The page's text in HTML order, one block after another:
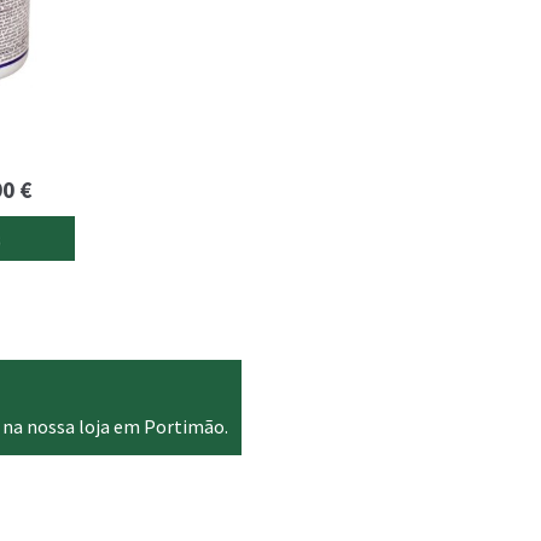
€Price
range:
9.95 €
nossa loja em Portimão.